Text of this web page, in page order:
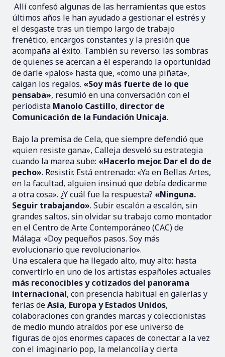
Allí confesó algunas de las herramientas que estos
últimos años le han ayudado a gestionar el estrés y
el desgaste tras un tiempo largo de trabajo
frenético, encargos constantes y la presión que
acompaña al éxito. También su reverso: las sombras
de quienes se acercan a él esperando la oportunidad
de darle «palos» hasta que, «como una piñata»,
caigan los regalos. «Soy más fuerte de lo que
pensaba», resumió en una conversación con el
periodista Manolo Castillo, director de
Comunicación de la Fundación Unicaja.
Bajo la premisa de Cela, que siempre defendió que
«quien resiste gana», Calleja desveló su estrategia
cuando la marea sube: «Hacerlo mejor. Dar el do de
pecho». Resistir. Está entrenado: «Ya en Bellas Artes,
en la facultad, alguien insinuó que debía dedicarme
a otra cosa». ¿Y cuál fue la respuesta? «Ninguna.
Seguir trabajando». Subir escalón a escalón, sin
grandes saltos, sin olvidar su trabajo como montador
en el Centro de Arte Contemporáneo (CAC) de
Málaga: «Doy pequeños pasos. Soy más
evolucionario que revolucionario».
Una escalera que ha llegado alto, muy alto: hasta
convertirlo en uno de los artistas españoles actuales
más reconocibles y cotizados del panorama
internacional, con presencia habitual en galerías y
ferias deAsia, Europa y Estados Unidos,
colaboraciones con grandes marcas y coleccionistas
de medio mundo atraídos por ese universo de
figuras de ojos enormes capaces de conectar a la vez
con el imaginario pop, la melancolía y cierta